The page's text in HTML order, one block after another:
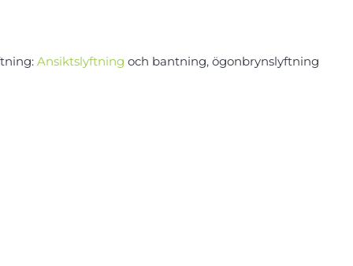
Ansiktslyftning och bantning, ögonbrynslyftning